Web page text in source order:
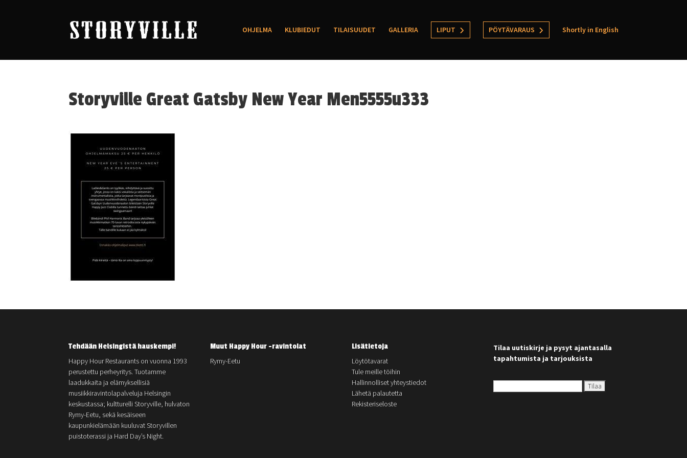
OHJELMA KLUBIEDUT TILAISUUDET GALLERIA LIPUT PÖYTÄVARAUS Shortly in English
Storyville Great Gatsby New Year Men5555u333
Tehdään Helsingistä hauskempi!
Happy Hour Restaurants on vuonna 1993
perustettu perheyritys. Tuotamme
laadukkaita ja elämyksellisiä
musiikkiravintolapalveluja Helsingin
keskustassa; kultturelli Storyville, hulvaton
Rymy-Eetu, sekä kesäiseen
kaupunkielämään kuuluvat Storyvillen
puistoterassi ja Hard Day’s Night.
Muut Happy Hour -ravintolat
Rymy-Eetu
Lisätietoja
Löytötavarat
Tule meille töihin
Hallinnolliset yhteystiedot
Lähetä palautetta
Rekisteriseloste
Tilaa uutiskirje ja pysyt ajantasalla
tapahtumista ja tarjouksista